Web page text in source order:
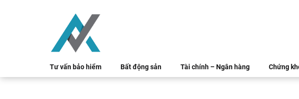
Tư vấn bảo hiểm Bất động sản Tài chính – Ngân hàng Chứng